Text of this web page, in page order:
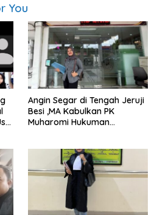
You
Angin Segar di Tengah Jeruji
Besi ,MA Kabulkan PK
Muharomi Hukuman